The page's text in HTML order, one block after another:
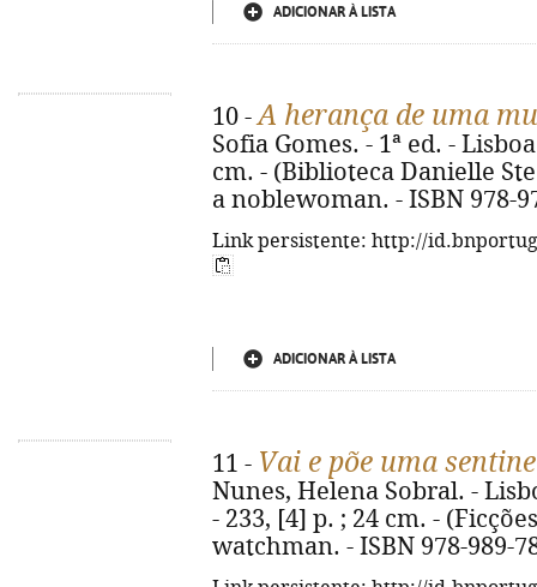
ADICIONAR À LISTA
10 -A herança de uma
Sofia Gomes. - 1ª ed. -
cm. - (Biblioteca Danielle
a noblewoman. - ISBN 978-
Link persistente: http://
ADICIONAR À LISTA
11 - Vai e põe uma
Nunes, Helena Sobral. -
- 233, [4] p. ; 24 cm. -
watchman. - ISBN 978-989-